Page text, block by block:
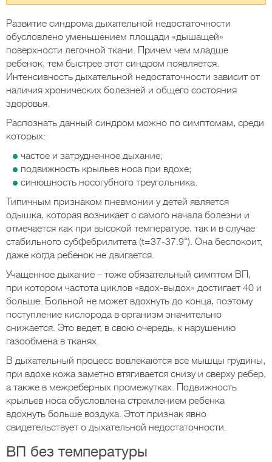
Развитие синдрома дыхательной недостаточности
обусловлено уменьшением площади «дышащей»
поверхности легочной ткани. Причем чем младше
ребенок, тем быстрее этот синдром появляется.
Интенсивность дыхательной недостаточности зависит от
наличия хронических болезней и общего состояния
здоровья.
Распознать данный синдром можно по симптомам, среди
которых:
частое и затрудненное дыхание;
подвижность крыльев носа при вдохе;
синюшность носогубного треугольника.
Типичным признаком пневмонии у детей является
одышка, которая возникает с самого начала болезни и
отмечается как при высокой температуре, так и в случае
стабильного субфебрилитета (t=37-37.9°). Она беспокоит,
даже когда ребенок не двигается.
Учащенное дыхание – тоже обязательный симптом ВП,
при котором частота циклов «вдох-выдох» достигает 40 и
больше. Больной не может вдохнуть до конца, поэтому
поступление кислорода в организм значительно
снижается. Это ведет, в свою очередь, к нарушению
газообмена в тканях.
В дыхательный процесс вовлекаются все мышцы грудины,
при вдохе кожа заметно втягивается снизу и сверху ребер,
а также в межреберных промежутках. Подвижность
крыльев носа обусловлена стремлением ребенка
вдохнуть больше воздуха. Этот признак явно
свидетельствует о дыхательной недостаточности.
ВП без температуры